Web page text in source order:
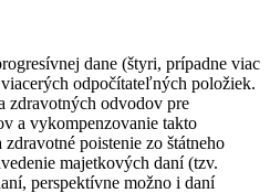
dane (štyri, prípadne viac
odpočítateľných položiek.
zdravotných odvodov pre
a vykompenzovanie takto
poistenie zo štátneho
majetkových daní (tzv.
perspektívne možno i daní